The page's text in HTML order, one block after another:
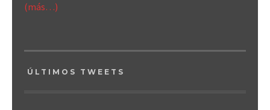
(más…)
ÚLTIMOS TWEETS